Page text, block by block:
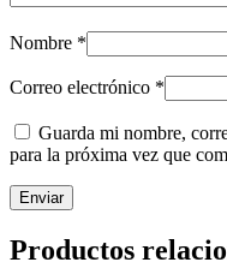
Nombre *
Correo electrónico *
Guarda mi nombre,
para la próxima vez que
Productos